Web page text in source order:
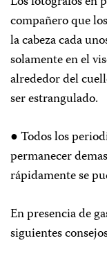
compañero que
la cabeza cada
solamente en el
alrededor del
ser estrangulado.
● Todos los
permanecer
rápidamente se
En presencia de
siguientes